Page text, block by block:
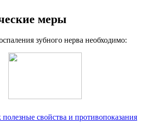
меры
зубного нерва необходимо:
свойства и противопоказания